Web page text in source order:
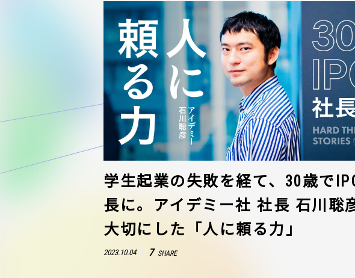
学生起業の失敗を経て、30歳で
長に。アイデミー社 社長 石川聡
大切にした「人に頼る力」
2023.10.04 7 SHARE